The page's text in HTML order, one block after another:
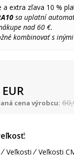
a extra zľava 10 %
sa uplatní
nad 60 €.
kombinovať s
EUR
cena výrobcu:
Veľkosti Veľkosti